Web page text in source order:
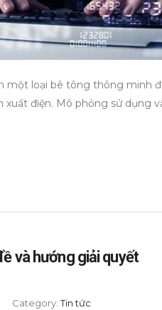
một loại bê tông thông minh
xuất điện. Mô phỏng sử dụng
và hướng giải quyết
Category:Tin tức